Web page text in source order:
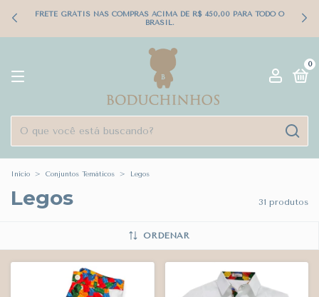
FRETE GRÁTIS NAS COMPRAS ACIMA DE R$ 450,00 PARA TODO O
BRASIL.
0
Início > Conjuntos Temáticos > Legos
Legos 31 produtos
ORDENAR